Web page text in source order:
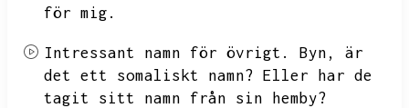
för mig.
Intressant namn för övrigt. Byn,
är
det ett somaliskt namn? Eller har de
tagit sitt namn från sin hemby?